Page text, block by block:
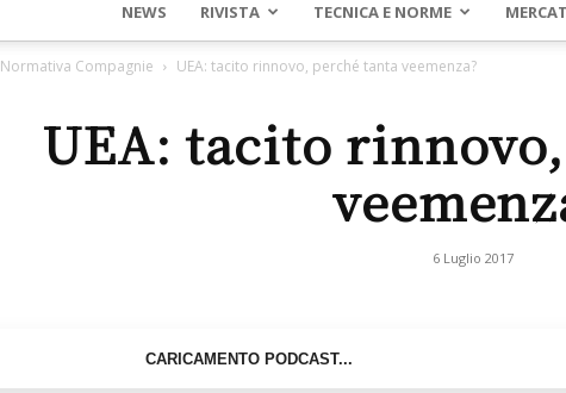
Assinews.it
NEWS RIVISTA TECNICA E NORME
Normativa Compagnie UEA: tacito rinnovo, perché tanta veemenza?
UEA: tacito
6 Luglio 2017